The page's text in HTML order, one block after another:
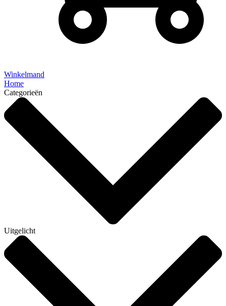
Winkelmand
Home
Categorieën
Uitgelicht